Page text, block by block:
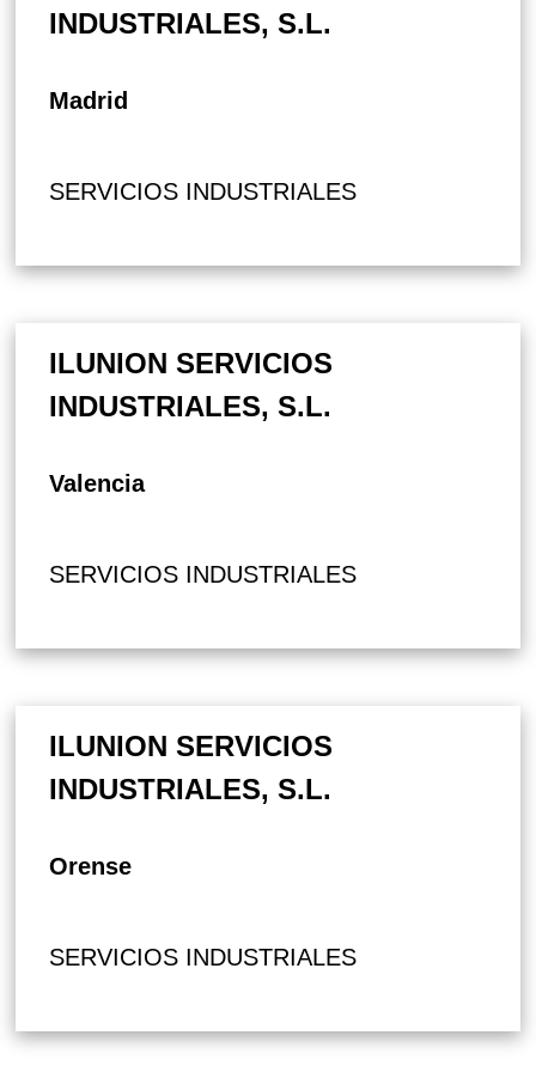
INDUSTRIALES, S.L.
Madrid
SERVICIOS INDUSTRIALES
ILUNION SERVICIOS
INDUSTRIALES, S.L.
Valencia
SERVICIOS INDUSTRIALES
ILUNION SERVICIOS
INDUSTRIALES, S.L.
Orense
SERVICIOS INDUSTRIALES